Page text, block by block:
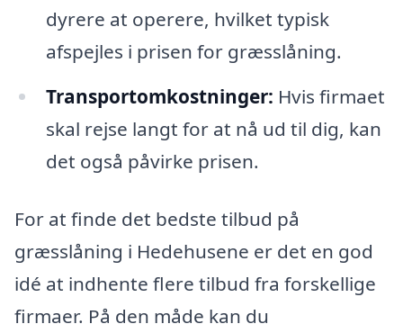
dyrere at operere, hvilket typisk
afspejles i prisen for græsslåning.
Transportomkostninger: Hvis firmaet
skal rejse langt for at nå ud til dig, kan
det også påvirke prisen.
For at finde det bedste tilbud på
græsslåning i Hedehusene er det en god
idé at indhente flere tilbud fra forskellige
firmaer. På den måde kan du